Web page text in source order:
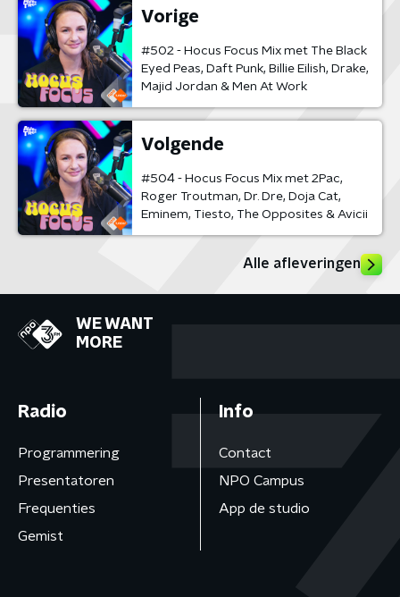
Vorige
#502 - Hocus Focus Mix met The Black
Eyed Peas, Daft Punk, Billie Eilish, Drake,
Majid Jordan & Men At Work
Volgende
#504 - Hocus Focus Mix met 2Pac,
Roger Troutman, Dr. Dre, Doja Cat,
Eminem, Tiesto, The Opposites & Avicii
Alle afleveringen
WE WANT
MORE
Radio
Programmering
Presentatoren
Frequenties
Gemist
Info
Contact
NPO Campus
App de studio